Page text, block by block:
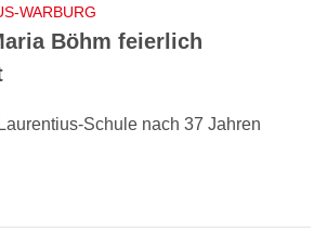
WARBURG
Böhm feierlich
Schule nach 37 Jahren